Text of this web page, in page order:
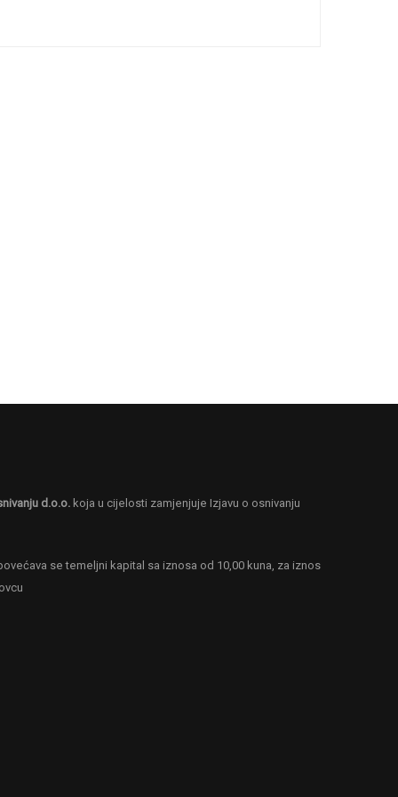
d.o.o.koja u cijelosti zamjenjuje Izjavu o osnivanju
se temeljni kapital sa iznosa od 10,00 kuna, za iznos